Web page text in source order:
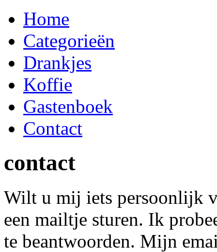
Home
Categorieën
Drankjes
Koffie
Gastenboek
Contact
contact
Wilt u mij iets persoonlijk
een mailtje sturen. Ik
te beantwoorden. Mijn